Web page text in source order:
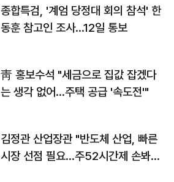
종합특검, '계엄 당정대 회의 참석' 한
동훈 참고인 조사...12일 통보
靑 홍보수석 "세금으로 집값 잡겠다
는 생각 없어…주택 공급 '속도전'"
김정관 산업장관 "반도체 산업, 빠른
시장 선점 필요…주52시간제 손봐